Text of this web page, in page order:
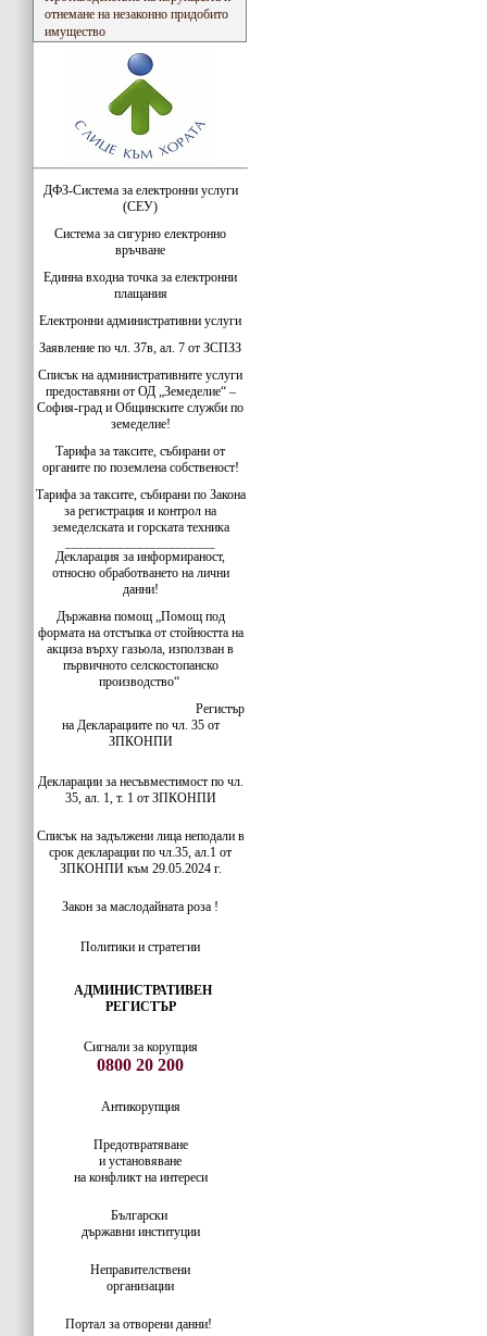
отнемане на незаконно придобито
имущество
ДФЗ-Система за електронни услуги
(СЕУ)
Система за сигурно електронно
връчване
Единна входна точка за електронни
плащания
Електронни административни услуги
Заявление по чл. 37в, ал. 7 от ЗСПЗЗ
Списък на административните услуги
предоставяни от ОД „Земеделие“ –
София-град и Общинските служби по
земеделие!
Тарифа за таксите, събирани от
органите по поземлена собственост!
Тарифа за таксите, събирани по Закона
за регистрация и контрол на
земеделската и горската техника
Декларация за информираност,
относно обработването на лични
данни!
Държавна помощ „Помощ под
формата на отстъпка от стойността на
акциза върху газьола, използван в
първичното селскостопанско
производство“
Регистър
на Декларациите по чл. 35 от
ЗПКОНПИ
Декларации за несъвместимост по чл.
35, ал. 1, т. 1 от ЗПКОНПИ
Списък на задължени лица неподали в
срок декларации по чл.35, ал.1 от
ЗПКОНПИ към 29.05.2024 г.
Закон за маслодайната роза !
Политики и стратегии
АДМИНИСТРАТИВЕН
РЕГИСТЪР
Сигнали за корупция
0800 20 200
Антикорупция
Предотвратяване
и установяване
на конфликт на интереси
Български
държавни институции
Неправителствени
организации
Портал за отворени данни!